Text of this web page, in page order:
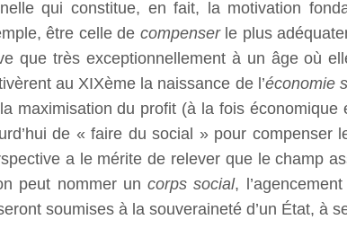
qui constitue, en fait, la motivation
être celle de compenserle plus
que très exceptionnellement à un âge où
au XIXème la naissance de l’économie
maximisation du profit (à la fois économique
de « faire du social » pour
a le mérite de relever que le champ
peut nommer uncorps social,
soumises à la souveraineté d’un État, à